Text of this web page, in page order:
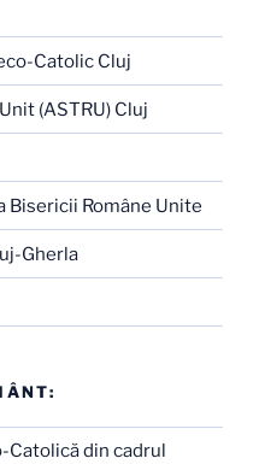
Catolic Cluj
(ASTRU) Cluj
Bisericii Române Unite
Gherla
Catolică din cadrul